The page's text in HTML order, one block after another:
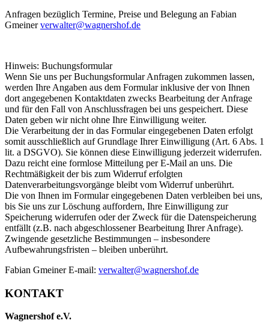
Anfragen bezüglich Termine, Preise und Belegung an Fabian
Gmeinerverwalter@wagnershof.de
Hinweis: Buchungsformular
Wenn Sie uns per Buchungsformular Anfragen zukommen lassen,
werden Ihre Angaben aus dem Formular inklusive der von Ihnen
dort angegebenen Kontaktdaten zwecks Bearbeitung der Anfrage
und für den Fall von Anschlussfragen bei uns gespeichert. Diese
Daten geben wir nicht ohne Ihre Einwilligung weiter.
Die Verarbeitung der in das Formular eingegebenen Daten erfolgt
somit ausschließlich auf Grundlage Ihrer Einwilligung (Art. 6 Abs. 1
lit. a DSGVO). Sie können diese Einwilligung jederzeit widerrufen.
Dazu reicht eine formlose Mitteilung per E-Mail an uns. Die
Rechtmäßigkeit der bis zum Widerruf erfolgten
Datenverarbeitungsvorgänge bleibt vom Widerruf unberührt.
Die von Ihnen im Formular eingegebenen Daten verbleiben bei uns,
bis Sie uns zur Löschung auffordern, Ihre Einwilligung zur
Speicherung widerrufen oder der Zweck für die Datenspeicherung
entfällt (z.B. nach abgeschlossener Bearbeitung Ihrer Anfrage).
Zwingende gesetzliche Bestimmungen – insbesondere
Aufbewahrungsfristen – bleiben unberührt.
Fabian Gmeiner E-mail: verwalter@wagnershof.de
KONTAKT
Wagnershof e.V.